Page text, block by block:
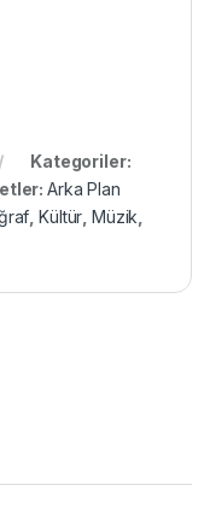
Kategoriler:
Arka Plan
,Kültür Müzik